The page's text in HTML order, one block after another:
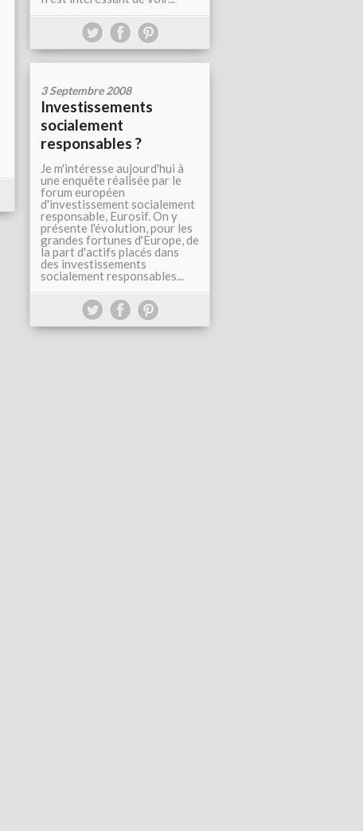
3 Septembre 2008
Investissements
socialement
responsables ?
Je m'intéresse aujourd'hui à
une enquête réalisée par le
forum européen
d'investissement socialement
responsable, Eurosif. On y
présente l'évolution, pour les
grandes fortunes d'Europe, de
la part d'actifs placés dans
des investissements
socialement responsables...